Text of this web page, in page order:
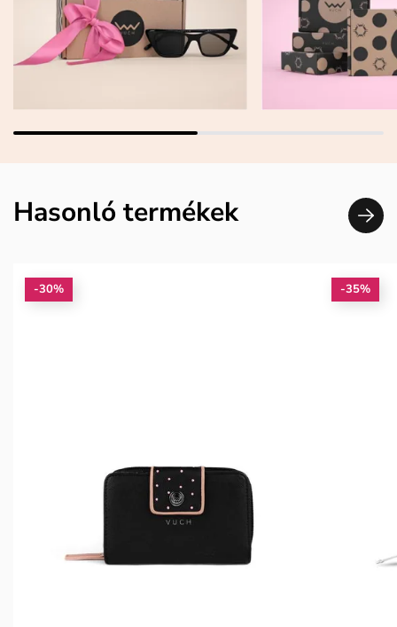
Hasonló termékek
-30% -35%